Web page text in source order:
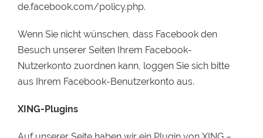
de.facebook.com/policy.php.
Wenn Sie nicht wünschen, dass Facebook den
Besuch unserer Seiten Ihrem Facebook-
Nutzerkonto zuordnen kann, loggen Sie sich bitte
aus Ihrem Facebook-Benutzerkonto aus.
XING-Plugins